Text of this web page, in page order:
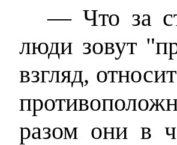
— Что за
люди зовут
взгляд,
разом они в